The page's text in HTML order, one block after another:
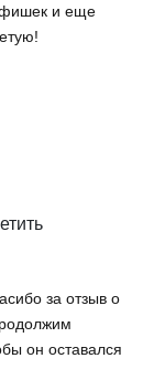
фишек и еще
за отзыв о
он оставался